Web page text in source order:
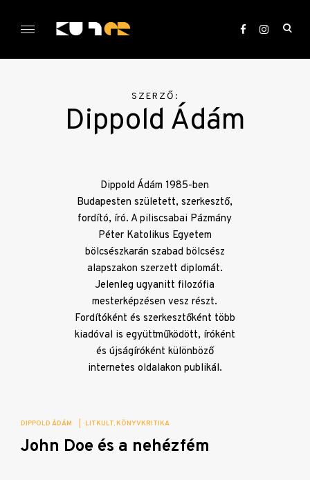
KULTer.hu
SZERZŐ:
Dippold Ádám
Dippold Ádám 1985-ben
Budapesten született, szerkesztő,
fordító, író. A piliscsabai Pázmány
Péter Katolikus Egyetem
bölcsészkarán szabad bölcsész
alapszakon szerzett diplomát.
Jelenleg ugyanitt filozófia
mesterképzésen vesz részt.
Fordítóként és szerkesztőként több
kiadóval is együttműködött, íróként
és újságíróként különböző
internetes oldalakon publikál.
DIPPOLD ÁDÁM LITKULT KÖNYVKRITIKA
John Doe és a nehézfém